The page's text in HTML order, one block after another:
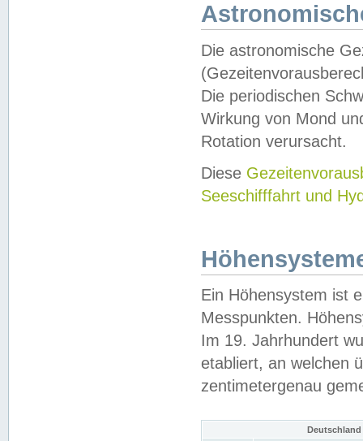
Die astronomische
Die periodischen
Wirkung von Mond
Rotation verursacht.
Diese
Seeschifffahrt und
Ein Höhensystem ist
Messpunkten.
Im 19. Jahrhundert
etabliert, an welchen
zentimetergenau